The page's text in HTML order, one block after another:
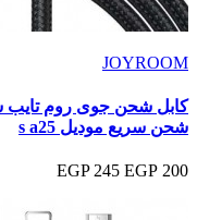
JOYROOM
شحن سريع موديل s a25
200 EGP
245 EGP